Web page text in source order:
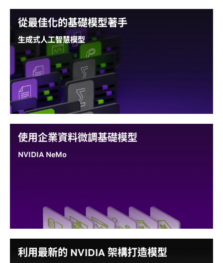
從最佳化的基礎模型著手
生成式人工智慧模型
社群和 NVIDIA 打造的模型經過最佳化，可在 NVIDIA
加速的基礎架構提供最佳效能，是企業開始著手的絕佳
選擇。這些模型可使用 NVIDIA NeMo 客製化，利用
NVIDIA NIM 在生產環境中隨處大規模部署。
保健模型，提高使用案例的準確度。
閱讀部落格
使用企業資料微調基礎模型
NVIDIA NeMo
最佳化效能的企業就緒模型。
Customizer 可簡化微調程序、NeMo Evaluator 可評估
人工智慧模型，而 NeMo Guardrails 則可保護 LLM。
利用最新的 NVIDIA 架構打造模型